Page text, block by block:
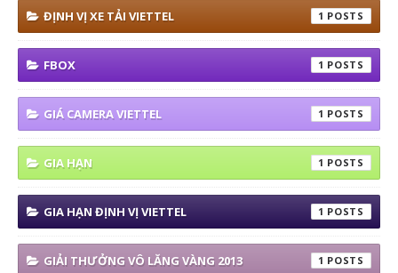
ĐỊNH VỊ XE TẢI VIETTEL 1
FBOX 1
GIÁ CAMERA VIETTEL 1
GIA HẠN 1
GIA HẠN ĐỊNH VỊ VIETTEL 1
GIẢI THƯỞNG VÔ LĂNG VÀNG 2013 1